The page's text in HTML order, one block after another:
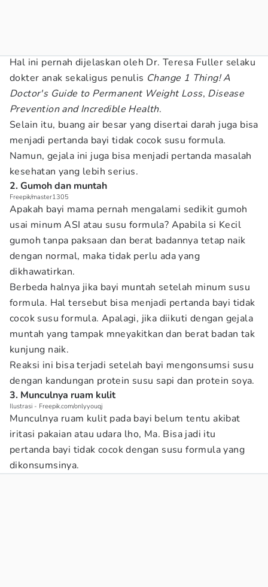
Hal ini pernah dijelaskan oleh Dr. Teresa Fuller selaku
dokter anak sekaligus penulis Change 1 Thing! A
Doctor's Guide to Permanent Weight Loss, Disease
Prevention and Incredible Health.
Selain itu, buang air besar yang disertai darah juga bisa
menjadi pertanda bayi tidak cocok susu formula.
Namun, gejala ini juga bisa menjadi pertanda masalah
kesehatan yang lebih serius.
2. Gumoh dan muntah
Freepik/master1305
Apakah bayi mama pernah mengalami sedikit gumoh
usai minum ASI atau susu formula? Apabila si Kecil
gumoh tanpa paksaan dan berat badannya tetap naik
dengan normal, maka tidak perlu ada yang
dikhawatirkan.
Berbeda halnya jika bayi muntah setelah minum susu
formula. Hal tersebut bisa menjadi pertanda bayi tidak
cocok susu formula. Apalagi, jika diikuti dengan gejala
muntah yang tampak mneyakitkan dan berat badan tak
kunjung naik.
Reaksi ini bisa terjadi setelah bayi mengonsumsi susu
dengan kandungan protein susu sapi dan protein soya.
3. Munculnya ruam kulit
Ilustrasi - Freepik.com/onlyyouqj
Munculnya ruam kulit pada bayi belum tentu akibat
iritasi pakaian atau udara lho, Ma. Bisa jadi itu
pertanda bayi tidak cocok dengan susu formula yang
dikonsumsinya.